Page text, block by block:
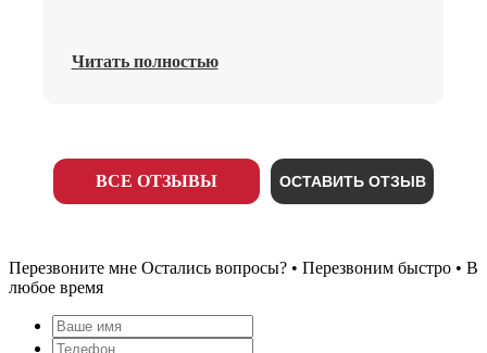
Читать полностью
ВСЕ ОТЗЫВЫ ОСТАВИТЬ ОТЗЫВ
Перезвоните мне Остались вопросы? • Перезвоним быстро • В
любое время